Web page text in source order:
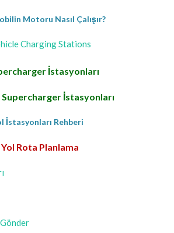
Motoru Nasıl Çalışır?
Charging Stations
İstasyonları
İstasyonları
İstasyonları Rehberi
Rota Planlama